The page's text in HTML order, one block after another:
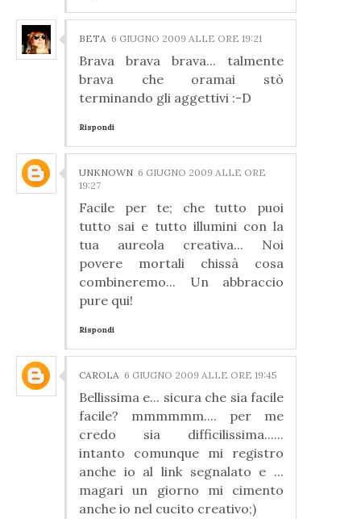
BETA 6 GIUGNO 2009 ALLE ORE 19:21
Brava brava brava... talmente
brava che oramai stò
terminando gli aggettivi :-D
Rispondi
UNKNOWN 6 GIUGNO 2009 ALLE ORE
19:27
Facile per te; che tutto puoi
tutto sai e tutto illumini con la
tua aureola creativa... Noi
povere mortali chissà cosa
combineremo... Un abbraccio
pure qui!
Rispondi
CAROLA 6 GIUGNO 2009 ALLE ORE 19:45
Bellissima e... sicura che sia facile
facile? mmmmmm.... per me
credo sia difficilissima......
intanto comunque mi registro
anche io al link segnalato e ...
magari un giorno mi cimento
anche io nel cucito creativo;)